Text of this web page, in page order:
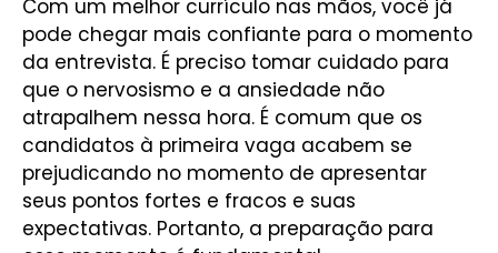
Com um melhor currículo nas mãos, você já
pode chegar mais confiante para o momento
da entrevista. É preciso tomar cuidado para
que o nervosismo e a ansiedade não
atrapalhem nessa hora. É comum que os
candidatos à primeira vaga acabem se
prejudicando no momento de apresentar
seus pontos fortes e fracos e suas
expectativas. Portanto, a preparação para